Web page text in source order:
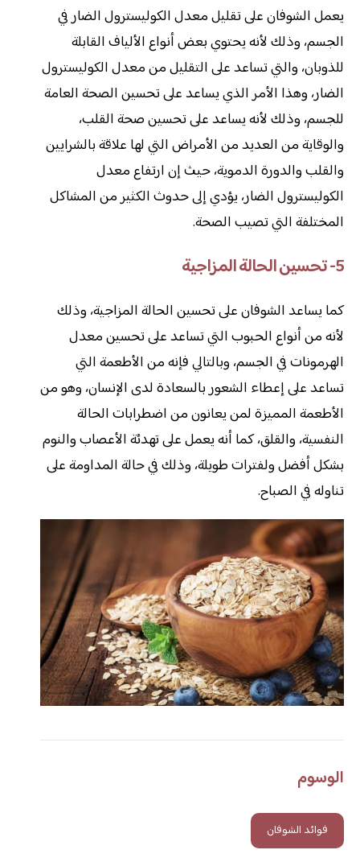
يعمل الشوفان على تقليل معدل الكوليسترول الضار في
الجسم، وذلك لأنه يحتوي بعض أنواع الألياف القابلة
للذوبان، والتي تساعد على التقليل من معدل الكوليسترول
الضار، وهذا الأمر الذي يساعد على تحسين الصحة العامة
للجسم، وذلك لأنه يساعد على تحسين صحة القلب،
والوقاية من العديد من الأمراض التي لها علاقة بالشرايين
والقلب والدورة الدموية، حيث إن ارتفاع معدل
الكوليسترول الضار، يؤدي إلى حدوث الكثير من المشاكل
المختلفة التي تصيب الصحة.
5- تحسين الحالة المزاجية
كما يساعد الشوفان على تحسين الحالة المزاجية، وذلك
لأنه من أنواع الحبوب التي تساعد على تحسين معدل
الهرمونات في الجسم، وبالتالي فإنه من الأطعمة التي
تساعد على إعطاء الشعور بالسعادة لدى الإنسان، وهو من
الأطعمة المميزة لمن يعانون من اضطرابات الحالة
النفسية، والقلق، كما أنه يعمل على تهدئة الأعصاب والنوم
بشكل أفضل ولفترات طويلة، وذلك في حالة المداومة على
تناوله في الصباح.
الوسوم
فوائد الشوفان